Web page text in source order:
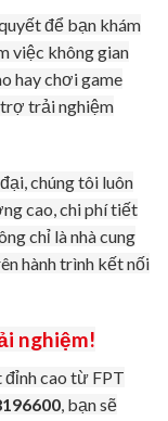
để bạn khám
việc không gian
hay chơi game
trợ trải nghiệm
chúng tôi luôn
cao, chi phí tiết
chỉ là nhà cung
hành trình kết nối
nghiệm!
cao từ FPT
, bạn sẽ